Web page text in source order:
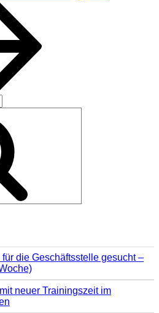
die Geschäftsstelle gesucht –
neuer Trainingszeit im